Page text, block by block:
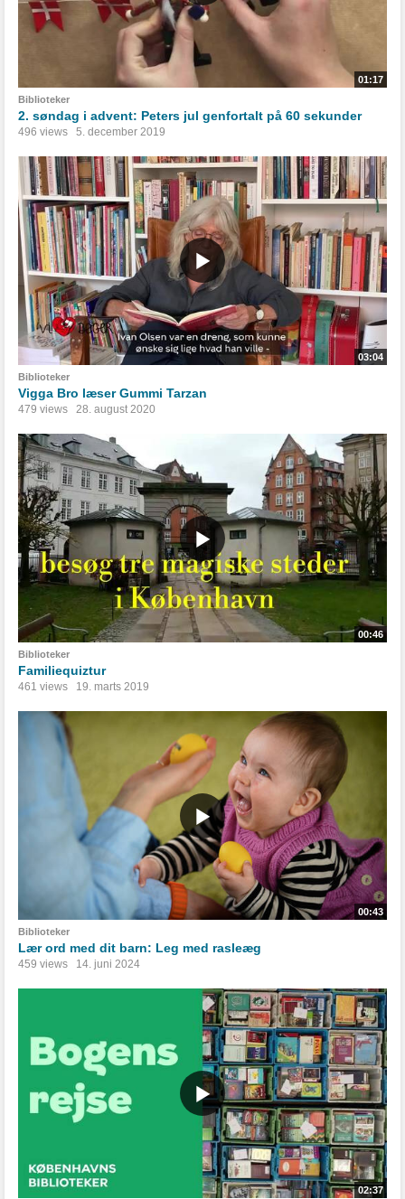
01:17
Biblioteker
2. søndag i advent: Peters jul genfortalt på 60 sekunder
496 views 5. december 2019
03:04
Biblioteker
Vigga Bro læser Gummi Tarzan
479 views 28. august 2020
00:46
Biblioteker
Familiequiztur
461 views 19. marts 2019
00:43
Biblioteker
Lær ord med dit barn: Leg med rasleæg
459 views 14. juni 2024
02:37